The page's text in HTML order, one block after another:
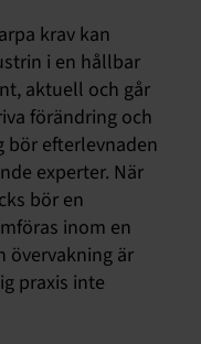
krav kan
i en hållbar
aktuell och går
förändring och
bör efterlevnaden
experter. När
bör en
inom en
övervakning är
praxis inte